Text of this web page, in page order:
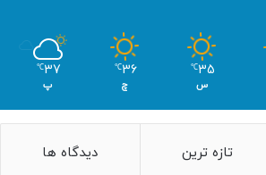
35
℃
س
36
℃
چ
37
℃
پ
تازه ترین دیدگاه ها